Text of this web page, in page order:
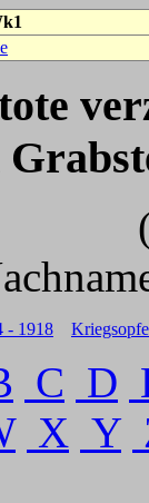
- 1918
C D
X Y